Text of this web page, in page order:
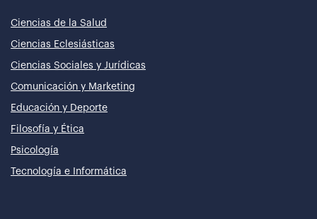
Ciencias de la Salud
Ciencias Eclesiásticas
Ciencias Sociales y Jurídicas
Comunicación y Marketing
Educación y Deporte
Filosofía y Ética
Psicología
Tecnología e Informática